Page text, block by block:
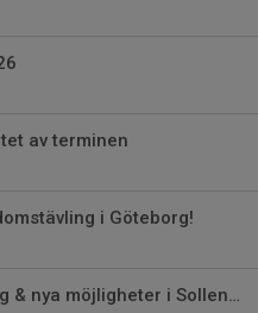
av terminen
i Göteborg!
Sommarkort, renovering & nya möjligheter i Sollentuna Rackethall!